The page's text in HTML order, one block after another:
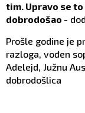
tim. Upravo se
dobrodošao -
Prošle godine je
razloga, vođen
Adelejd, Južnu
dobrodošlica